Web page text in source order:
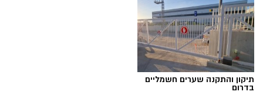
תיקון והתקנה שערים חשמליים
בדרום